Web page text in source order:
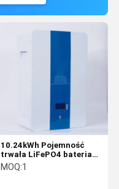
10.24kWh Pojemność
trwała LiFePO4 bateria
litowa do użytku
domowego
MOQ:1